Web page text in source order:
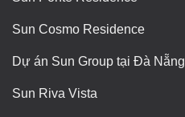
Sun Cosmo Residence
Dự án Sun Group tại Đà Nẵng
Sun Riva Vista